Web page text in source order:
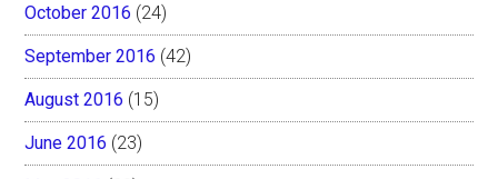
October 2016 (24)
September 2016 (42)
August 2016 (15)
June 2016 (23)